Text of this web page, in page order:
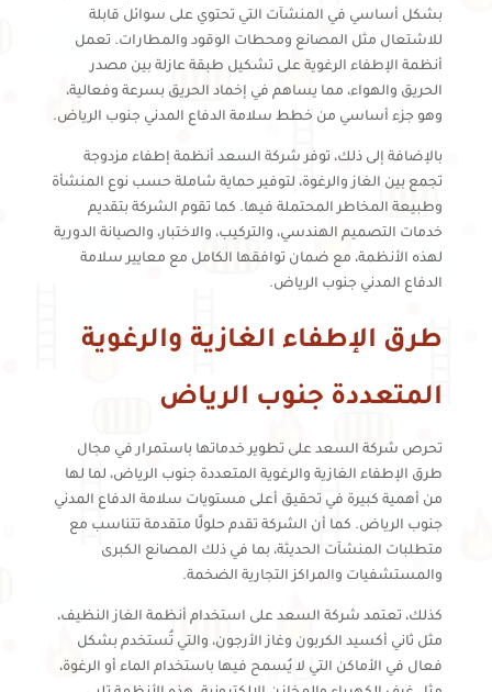
بشكل أساسي في المنشآت التي تحتوي على سوائل قابلة
للاشتعال مثل المصانع ومحطات الوقود والمطارات. تعمل
أنظمة الإطفاء الرغوية على تشكيل طبقة عازلة بين مصدر
الحريق والهواء، مما يساهم في إخماد الحريق بسرعة وفعالية،
وهو جزء أساسي من خطط سلامة الدفاع المدني جنوب الرياض.
بالإضافة إلى ذلك، توفر شركة السعد أنظمة إطفاء مزدوجة
تجمع بين الغاز والرغوة، لتوفير حماية شاملة حسب نوع المنشأة
وطبيعة المخاطر المحتملة فيها. كما تقوم الشركة بتقديم
خدمات التصميم الهندسي، والتركيب، والاختبار، والصيانة الدورية
لهذه الأنظمة، مع ضمان توافقها الكامل مع معايير سلامة
الدفاع المدني جنوب الرياض.
طرق الإطفاء الغازية والرغوية
المتعددة جنوب الرياض
تحرص شركة السعد على تطوير خدماتها باستمرار في مجال
طرق الإطفاء الغازية والرغوية المتعددة جنوب الرياض، لما لها
من أهمية كبيرة في تحقيق أعلى مستويات سلامة الدفاع المدني
جنوب الرياض. كما أن الشركة تقدم حلولًا متقدمة تتناسب مع
متطلبات المنشآت الحديثة، بما في ذلك المصانع الكبرى
والمستشفيات والمراكز التجارية الضخمة.
كذلك، تعتمد شركة السعد على استخدام أنظمة الغاز النظيف،
مثل ثاني أكسيد الكربون وغاز الأرجون، والتي تُستخدم بشكل
فعال في الأماكن التي لا يُسمح فيها باستخدام الماء أو الرغوة،